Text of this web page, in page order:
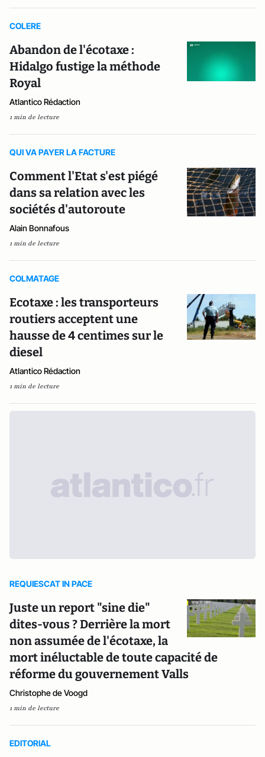
COLERE
Abandon de l'écotaxe :
Hidalgo fustige la méthode
Royal
Atlantico Rédaction
1 min de lecture
QUI VA PAYER LA FACTURE
Comment l'Etat s'est piégé
dans sa relation avec les
sociétés d'autoroute
Alain Bonnafous
1 min de lecture
COLMATAGE
Ecotaxe : les transporteurs
routiers acceptent une
hausse de 4 centimes sur le
diesel
Atlantico Rédaction
1 min de lecture
REQUIESCAT IN PACE
Juste un report "sine die"
dites-vous ? Derrière la mort
non assumée de l'écotaxe, la
mort inéluctable de toute capacité de
réforme du gouvernement Valls
Christophe de Voogd
1 min de lecture
EDITORIAL